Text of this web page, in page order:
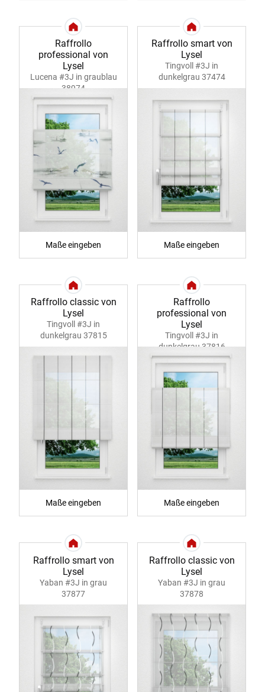
Raffrollo
professional von
Lysel
Lucena #3J in graublau
38974
Maße eingeben
Raffrollo smart von
Lysel
Tingvoll #3J in
dunkelgrau 37474
Maße eingeben
Raffrollo classic von
Lysel
Tingvoll #3J in
dunkelgrau 37815
Maße eingeben
Raffrollo
professional von
Lysel
Tingvoll #3J in
dunkelgrau 37816
Maße eingeben
Raffrollo smart von
Lysel
Yaban #3J in grau
37877
Raffrollo classic von
Lysel
Yaban #3J in grau
37878